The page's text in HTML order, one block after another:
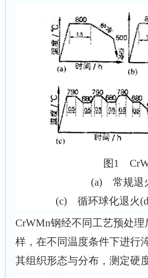
图1
(a) 常规退
(c) 循环球化退火
CrWMn钢经不同工艺预处
样，在不同温度条件下进行
其组织形态与分布，测定硬